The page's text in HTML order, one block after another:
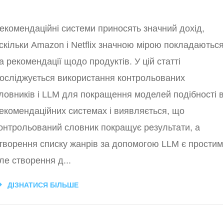
системи приносять значний дохід,
Amazon і Netflix значною мірою
рекомендації щодо продуктів. У цій статті
використання контрольованих
і LLM для покращення моделей подібності
системах і виявляється, що
словник покращує результати, а
списку жанрів за допомогою LLM є
створення д...
ДІЗНАТИСЯ БІЛЬШЕ